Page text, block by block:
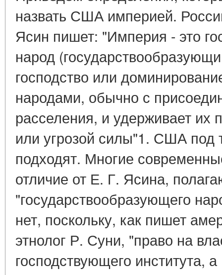
назвать США империей.
Ясин пишет: "Империя - это
народ
господство или
народами, обычно с
расселения, и удерживает их
или угрозой силы"1. США под
подходят. Многие
отличие от Е. Г. Ясина,
"государствообразующего
нет, поскольку, как пишет
этнолог Р. Суни, "право на
господствующего института,